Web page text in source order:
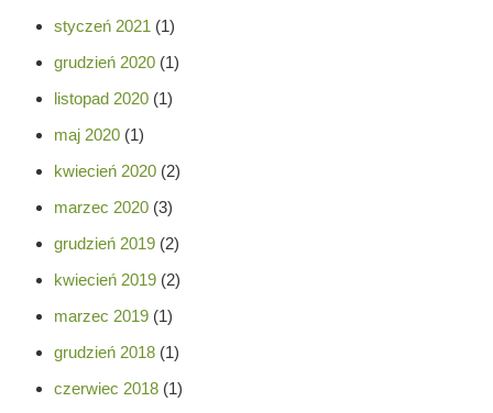
styczeń 2021 (1)
grudzień 2020(1)
listopad 2020(1)
maj 2020(1)
kwiecień 2020(2)
marzec 2020(3)
grudzień 2019(2)
kwiecień 2019(2)
marzec 2019(1)
grudzień 2018(1)
czerwiec 2018(1)